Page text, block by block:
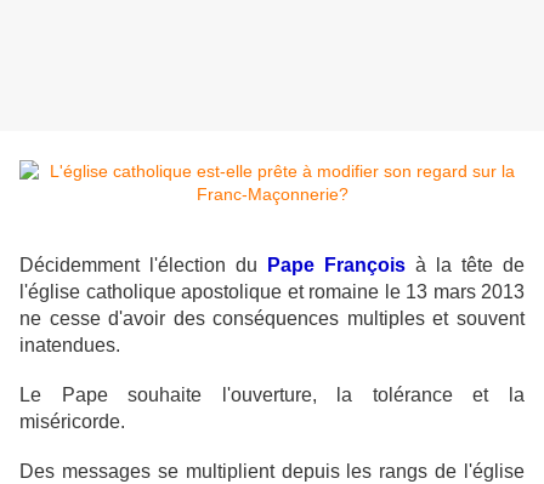
Décidemment l'élection du Pape François à la tête de
l'église catholique apostolique et romaine le 13 mars 2013
ne cesse d'avoir des conséquences multiples et souvent
inatendues.
Le Pape souhaite l'ouverture, la tolérance et la
miséricorde.
Des messages se multiplient depuis les rangs de l'église